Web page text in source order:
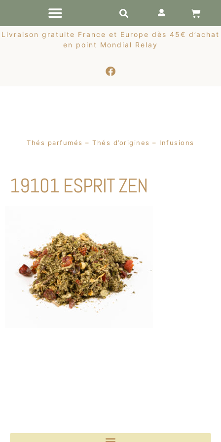
Livraison gratuite France et Europe dès 45€ d’achat
en point Mondial Relay
Thés parfumés – Thés d’origines – Infusions
19101 ESPRIT ZEN